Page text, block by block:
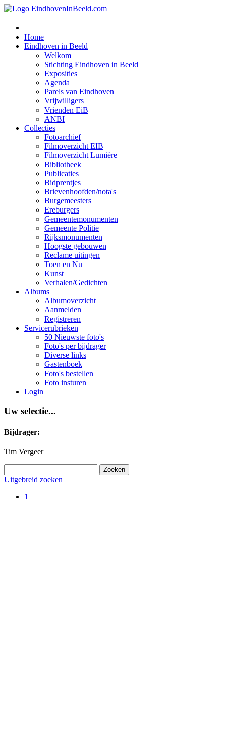
Home
Eindhoven in Beeld
Welkom
Stichting Eindhoven in Beeld
Exposities
Agenda
Parels van Eindhoven
Vrijwilligers
Vrienden EiB
ANBI
Collecties
Fotoarchief
Filmoverzicht EIB
Filmoverzicht Lumière
Bibliotheek
Publicaties
Bidprentjes
Brievenhoofden/nota's
Burgemeesters
Ereburgers
Gemeentemonumenten
Gemeente Politie
Rijksmonumenten
Hoogste gebouwen
Reclame uitingen
Toen en Nu
Kunst
Verhalen/Gedichten
Albums
Albumoverzicht
Aanmelden
Registreren
Servicerubrieken
50 Nieuwste foto's
Foto's per bijdrager
Diverse links
Gastenboek
Foto's bestellen
Foto insturen
Login
Uw selectie...
Bijdrager:
Tim Vergeer
Uitgebreid zoeken
1